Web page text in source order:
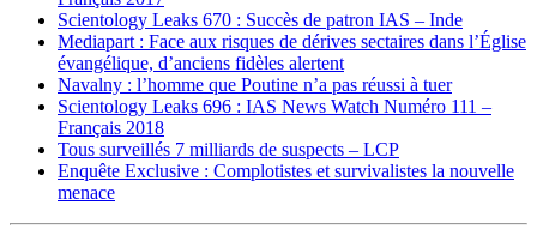
Scientology Leaks 670 : Succès de patron IAS – Inde
Mediapart : Face aux risques de dérives sectaires dans l’Église
évangélique, d’anciens fidèles alertent
Navalny : l’homme que Poutine n’a pas réussi à tuer
Scientology Leaks 696 : IAS News Watch Numéro 111 –
Français 2018
Tous surveillés 7 milliards de suspects – LCP
Enquête Exclusive : Complotistes et survivalistes la nouvelle
menace